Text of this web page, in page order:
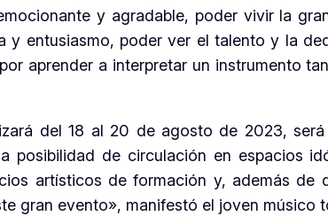
y agradable, poder vivir la
y entusiasmo, poder ver el talento y la
aprender a interpretar un instrumento
del 18 al 20 de agosto de 2023,
posibilidad de circulación en espacios
artísticos de formación y, además
gran evento», manifestó el joven músico